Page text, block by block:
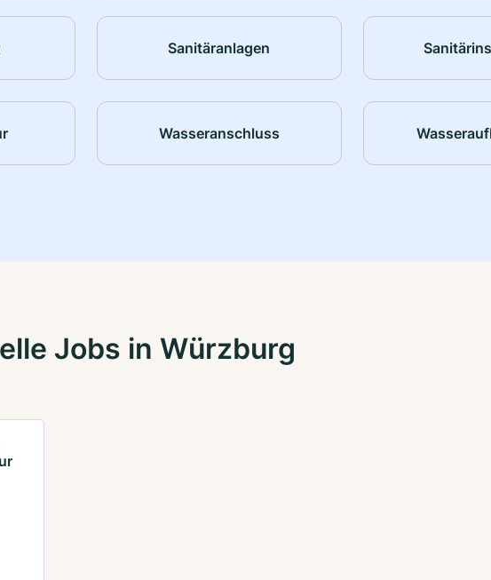
Sanitäranlagen
Wasseranschluss
Jobs in Würzburg